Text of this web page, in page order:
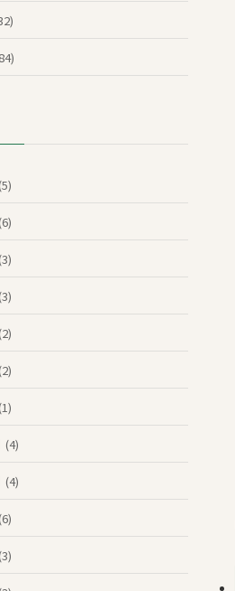
(5)
(6)
(3)
(3)
(2)
(2)
(1)
(4)
(4)
(6)
(3)